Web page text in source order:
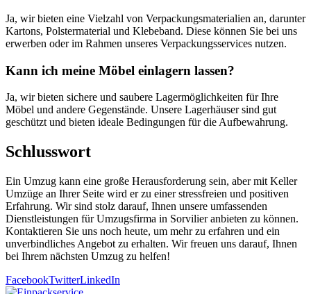
Ja, wir bieten eine Vielzahl von Verpackungsmaterialien an, darunter
Kartons, Polstermaterial und Klebeband. Diese können Sie bei uns
erwerben oder im Rahmen unseres Verpackungsservices nutzen.
Kann ich meine Möbel einlagern lassen?
Ja, wir bieten sichere und saubere Lagermöglichkeiten für Ihre
Möbel und andere Gegenstände. Unsere Lagerhäuser sind gut
geschützt und bieten ideale Bedingungen für die Aufbewahrung.
Schlusswort
Ein Umzug kann eine große Herausforderung sein, aber mit Keller
Umzüge an Ihrer Seite wird er zu einer stressfreien und positiven
Erfahrung. Wir sind stolz darauf, Ihnen unsere umfassenden
Dienstleistungen für Umzugsfirma in Sorvilier anbieten zu können.
Kontaktieren Sie uns noch heute, um mehr zu erfahren und ein
unverbindliches Angebot zu erhalten. Wir freuen uns darauf, Ihnen
bei Ihrem nächsten Umzug zu helfen!
FacebookTwitterLinkedIn